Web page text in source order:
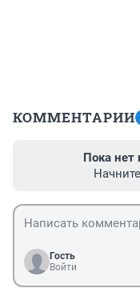
КОММЕНТАРИИ
Пока нет
Гость
Войти